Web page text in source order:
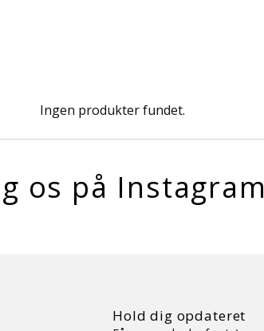
Ingen produkter fundet.
os på Instagram
Hold dig opdateret